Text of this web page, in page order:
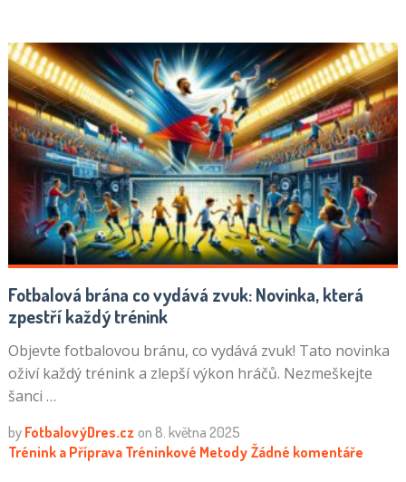
Fotbalová brána co vydává zvuk: Novinka, která
zpestří každý trénink
Objevte fotbalovou bránu, co vydává zvuk! Tato novinka
oživí každý trénink a zlepší výkon hráčů. Nezmeškejte
šanci …
by FotbalovýDres.cz on 8. května 2025
Trénink a Příprava Tréninkové Metody Žádné komentáře